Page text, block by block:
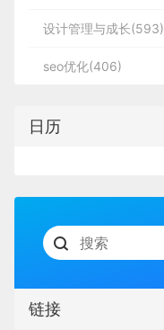
设计管理与成长(593)
seo优化(406)
日历
链接